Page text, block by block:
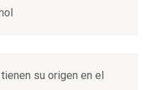
su origen en el